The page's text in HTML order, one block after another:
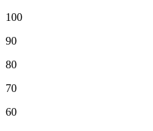
100
90
80
70
60